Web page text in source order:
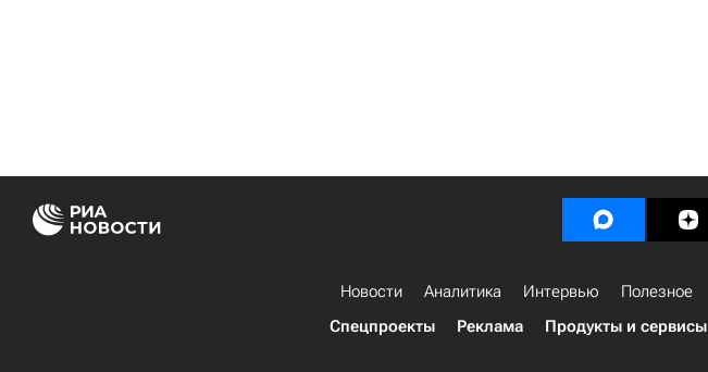
Новости Аналитика Интервью Полезное
Спецпроекты
Реклама Продукты и сервисы